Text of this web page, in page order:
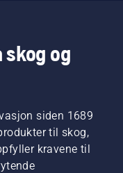
skog og
siden 1689
til skog,
kravene til